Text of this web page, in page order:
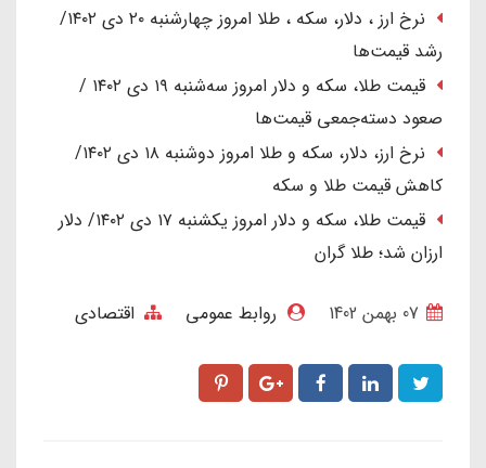
نرخ ارز ، دلار، سکه ، طلا امروز چهارشنبه ۲۰ دی ۱۴۰۲/
رشد قیمت‌ها
قیمت طلا، سکه و دلار امروز سه‌شنبه ۱۹ دی ۱۴۰۲ /
صعود دسته‌جمعی قیمت‌ها
نرخ ارز، دلار، سکه و طلا امروز دوشنبه ۱۸ دی ۱۴۰۲/
کاهش قیمت طلا و سکه
قیمت طلا، سکه و دلار امروز یکشنبه ۱۷ دی ۱۴۰۲/ دلار
ارزان شد؛ طلا گران
روابط عمومی اقتصادی